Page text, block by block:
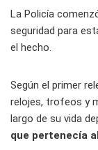
La Policía
seguridad para
el hecho.
Según el primer
relojes, trofeos y
largo de su vida
que pertenecía